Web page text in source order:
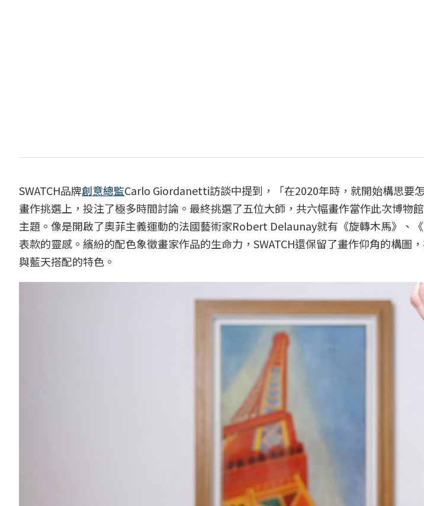
SWATCH品牌創意總監Carlo Giordanetti訪談中提到，「在2020年時，就開始構思要
畫作挑選上，投注了極多時間討論。最終挑選了五位大師，共六幅畫作當作此次博
主題。像是開啟了奧菲主義運動的法國藝術家Robert Delaunay就有《旋轉木馬》、
表款的靈感。繽紛的配色象徵畫家作品的生命力，SWATCH還保留了畫作仰角的構圖
與藍天搭配的特色。